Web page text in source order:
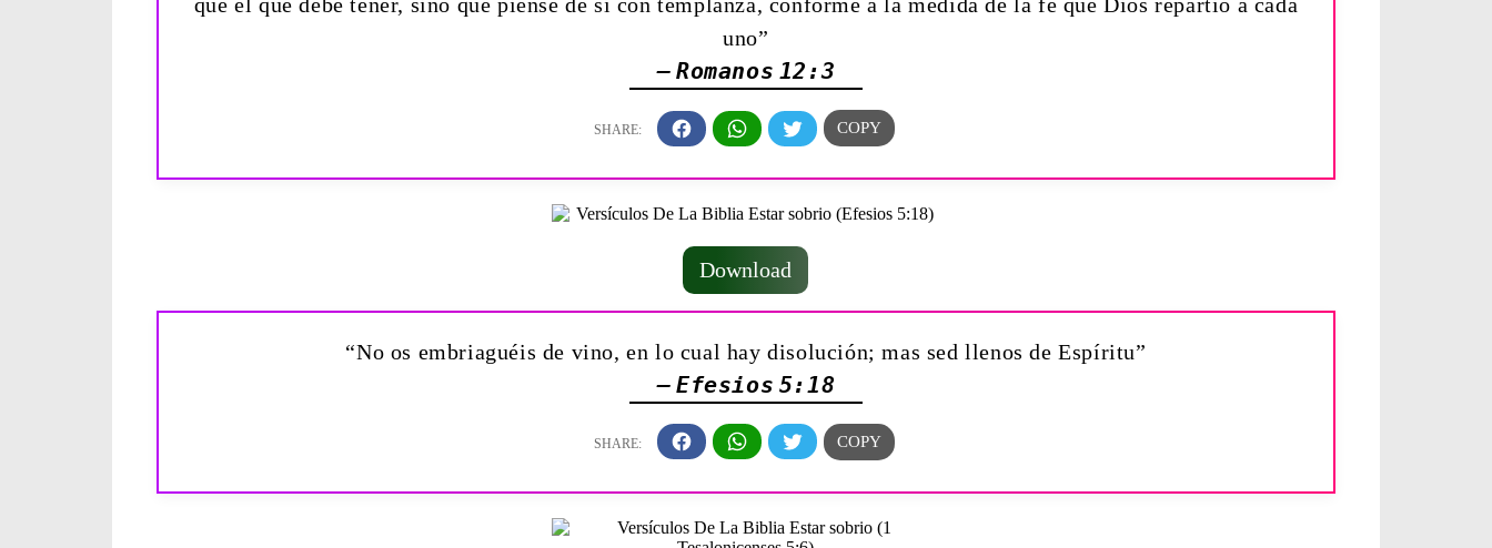
uno”
— Romanos 12:3
Download
“No os embriaguéis de vino, en lo cual hay disolución; mas sed llenos de Espíritu”
— Efesios 5:18